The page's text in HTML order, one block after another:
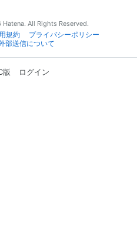
All Rights Reserved.
規約
プライバシーポリシー
部送信について
版 ログイン